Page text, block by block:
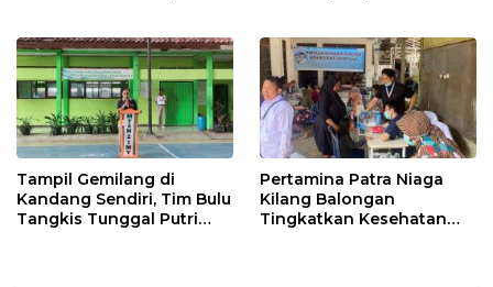
Tampil Gemilang di
Kandang Sendiri, Tim Bulu
Tangkis Tunggal Putri
Pertamina Patra Niaga
Kilang Balongan
Tingkatkan Kesehatan